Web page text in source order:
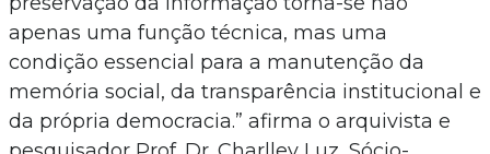
apenas uma função técnica, mas uma
condição essencial para a manutenção da
memória social, da transparência institucional e
da própria democracia.” afirma o arquivista e